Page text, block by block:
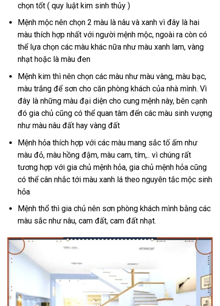
chọn tốt ( quy luật kim sinh thủy )
Mệnh mộc nên chọn 2 màu là nâu và xanh vì đây là hai
màu thích hợp nhất với người mệnh mộc, ngoài ra còn có
thể lựa chọn các màu khác nữa như màu xanh lam, vàng
nhạt hoặc là màu đen
Mệnh kim thì nên chọn các màu như màu vàng, màu bạc,
màu trắng để sơn cho căn phòng khách của nhà mình. Vì
đây là những màu đại diện cho cung mệnh này, bên cạnh
đó gia chủ cũng có thể quan tâm đến các màu sinh vượng
như màu nâu đất hay vàng đất
Mệnh hỏa thích hợp với các màu mang sắc tố ấm như
màu đỏ, màu hồng đậm, màu cam, tím,.. vì chúng rất
tương hợp với gia chủ mệnh hỏa, gia chủ mệnh hỏa cũng
có thể cân nhắc tới màu xanh lá theo nguyên tắc mộc sinh
hỏa
Mệnh thổ thì gia chủ nên sơn phòng khách mình bằng các
màu sắc như nâu, cam đất, cam đất nhạt.